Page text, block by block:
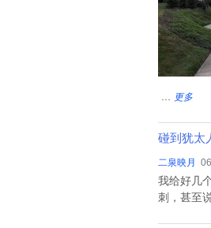
更多
碰到犹太
二泉映月
我给好几
刺，甚至